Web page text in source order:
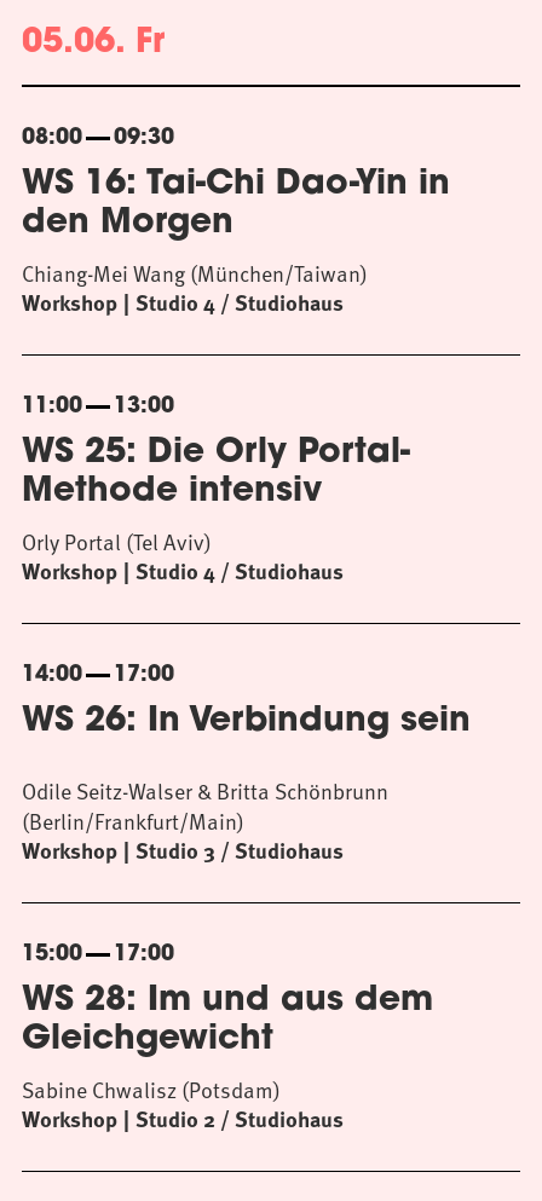
05.06. Fr
08:00 09:30
WS 16: Tai-Chi Dao-Yin in
den Morgen
Workshop Studio 4 / Studiohaus
Chiang-Mei Wang (München/Taiwan)
11:00 13:00
WS 25: Die Orly Portal-
Methode intensiv
Workshop Studio 4 / Studiohaus
Orly Portal (Tel Aviv)
14:00 17:00
WS 26: In Verbindung sein
Workshop Studio 3 / Studiohaus
Odile Seitz-Walser & Britta Schönbrunn
(Berlin/Frankfurt/Main)
15:00 17:00
WS 28: Im und aus dem
Gleichgewicht
Workshop Studio 2 / Studiohaus
Sabine Chwalisz (Potsdam)